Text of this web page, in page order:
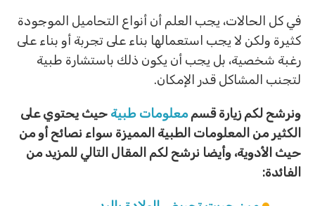
في كل الحالات، يجب العلم أن أنواع التحاميل الموجودة
كثيرة ولكن لا يجب استعمالها بناء على تجربة أو بناء على
رغبة شخصية، بل يجب أن يكون ذلك باستشارة طبية
لتجنب المشاكل قدر الإمكان.
ونرشح لكم زيارة قسممعلومات طبية حيث يحتوي على
الكثير من المعلومات الطبية المميزة سواء نصائح أو من
حيث الأدوية، وأيضا نرشح لكم المقال التالي للمزيد من
الفائدة: